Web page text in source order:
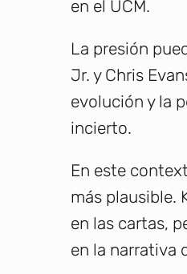
en el UCM.
La presión
Jr. y Chris
evolución y la
incierto.
En este
más plausible.
en las cartas,
en la narrativa